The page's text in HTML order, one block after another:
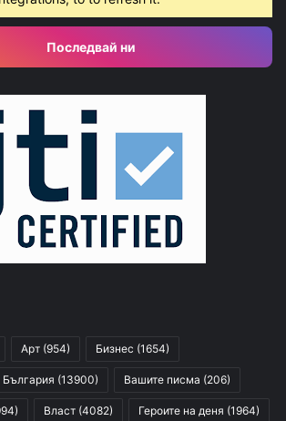
Последвай ни
Арт (954) Бизнес (1654)
България (13900) Вашите писма (206)
Власт (4082) Героите на деня (1964)